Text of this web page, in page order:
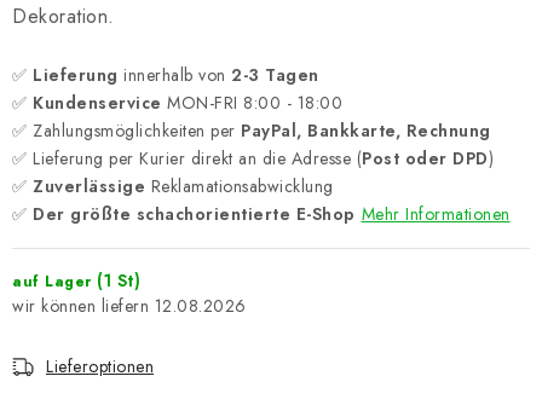
Dekoration.
✅ Lieferung innerhalb von 2-3 Tagen
✅ Kundenservice MON-FRI 8:00 - 18:00
✅ Zahlungsmöglichkeiten per PayPal, Bankkarte, Rechnung
✅ Lieferung per Kurier direkt an die Adresse (Post oder DPD)
✅ Zuverlässige Reklamationsabwicklung
✅ Der größte schachorientierte E-Shop Mehr Informationen
auf Lager (1 St)
12.08.2026
Lieferoptionen